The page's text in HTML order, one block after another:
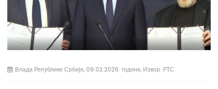
Влада Републике Србије, 09.02.2026. године, Извор: РТС